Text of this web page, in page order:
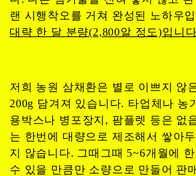
랜 시행착오를 거쳐 완성된 노하우
대략 한 달 분량(2,800알 정도)입니
저희 농원 삼채환은 별로 이쁘지 않
200g 담겨져 있습니다. 타업체나 농
용박스나 병포장지, 팜플렛 등은 없
는 한번에 대량으로 제조해서 쌓아
지 않습니다. 그때그때 5~6개월에
수 있을 만큼만 소량으로 만들어 판